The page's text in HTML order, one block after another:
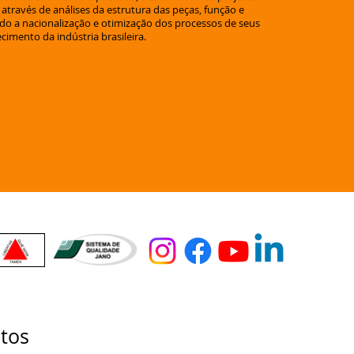
de análises da estrutura das peças, função e
a nacionalização e otimização dos processos de seus
da indústria brasileira.